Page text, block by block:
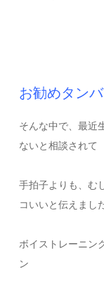
お勧めタンバ
そんな中で、最近
ないと相談されて
手拍子よりも、む
コいいと伝えまし
ボイストレーニン
ン